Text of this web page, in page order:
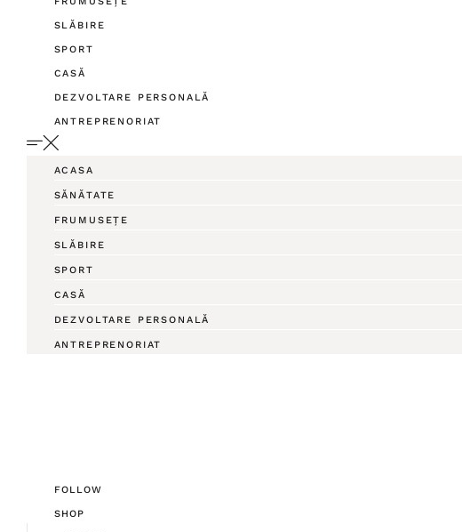
SLĂBIRE
SPORT
CASĂ
DEZVOLTARE PERSONALĂ
ANTREPRENORIAT
ACASA
SĂNĂTATE
FRUMUSEȚE
SLĂBIRE
SPORT
CASĂ
DEZVOLTARE PERSONALĂ
ANTREPRENORIAT
FOLLOW
SHOP